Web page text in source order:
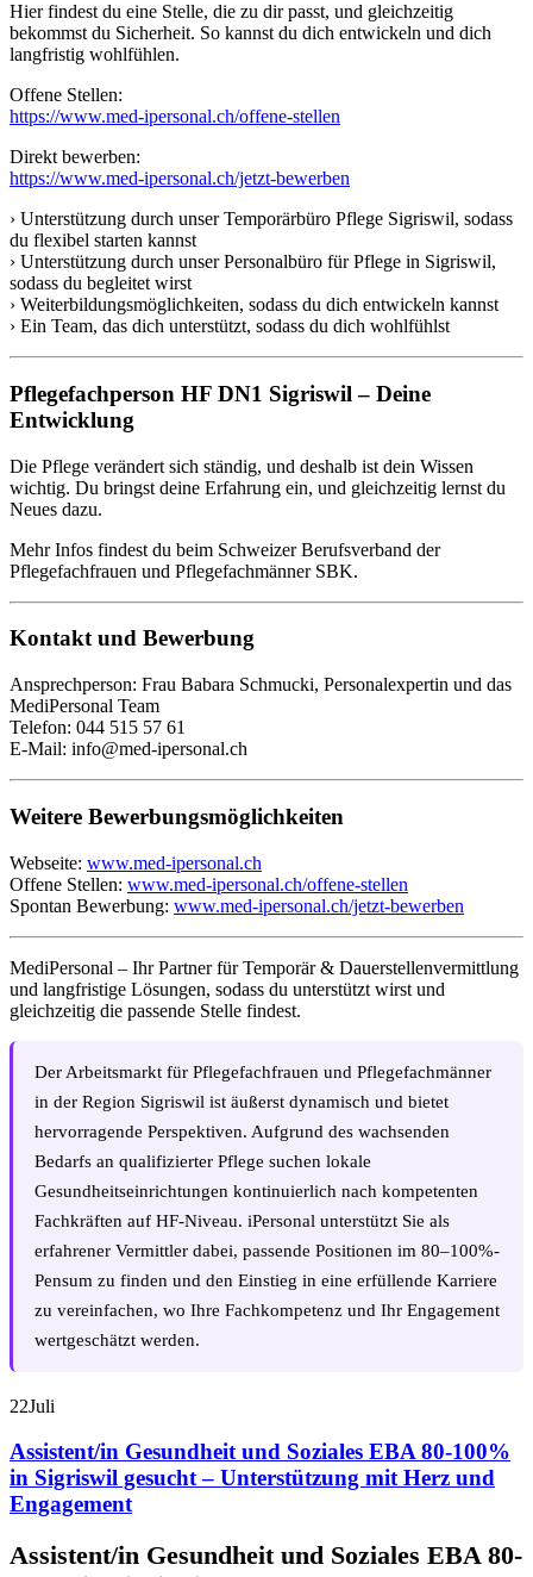
Hier findest du eine Stelle, die zu dir passt, und gleichzeitig
bekommst du Sicherheit. So kannst du dich entwickeln und dich
langfristig wohlfühlen.
Offene Stellen:
https://www.med-ipersonal.ch/offene-stellen
Direkt bewerben:
https://www.med-ipersonal.ch/jetzt-bewerben
› Unterstützung durch unser Temporärbüro Pflege Sigriswil, sodass
du flexibel starten kannst
› Unterstützung durch unser Personalbüro für Pflege in Sigriswil,
sodass du begleitet wirst
› Weiterbildungsmöglichkeiten, sodass du dich entwickeln kannst
› Ein Team, das dich unterstützt, sodass du dich wohlfühlst
Pflegefachperson HF DN1 Sigriswil – Deine
Entwicklung
Die Pflege verändert sich ständig, und deshalb ist dein Wissen
wichtig. Du bringst deine Erfahrung ein, und gleichzeitig lernst du
Neues dazu.
Mehr Infos findest du beim Schweizer Berufsverband der
Pflegefachfrauen und Pflegefachmänner SBK.
Kontakt und Bewerbung
Ansprechperson: Frau Babara Schmucki, Personalexpertin und das
MediPersonal Team
Telefon: 044 515 57 61
E-Mail: info@med-ipersonal.ch
Weitere Bewerbungsmöglichkeiten
Webseite: www.med-ipersonal.ch
Offene Stellen: www.med-ipersonal.ch/offene-stellen
Spontan Bewerbung: www.med-ipersonal.ch/jetzt-bewerben
MediPersonal – Ihr Partner für Temporär & Dauerstellenvermittlung
und langfristige Lösungen, sodass du unterstützt wirst und
gleichzeitig die passende Stelle findest.
Der Arbeitsmarkt für Pflegefachfrauen und Pflegefachmänner
in der Region Sigriswil ist äußerst dynamisch und bietet
hervorragende Perspektiven. Aufgrund des wachsenden
Bedarfs an qualifizierter Pflege suchen lokale
Gesundheitseinrichtungen kontinuierlich nach kompetenten
Fachkräften auf HF-Niveau. iPersonal unterstützt Sie als
erfahrener Vermittler dabei, passende Positionen im 80–100%-
Pensum zu finden und den Einstieg in eine erfüllende Karriere
zu vereinfachen, wo Ihre Fachkompetenz und Ihr Engagement
wertgeschätzt werden.
22Juli
Assistent/in Gesundheit und Soziales EBA 80-100%
in Sigriswil gesucht – Unterstützung mit Herz und
Engagement
Assistent/in Gesundheit und Soziales EBA 80-